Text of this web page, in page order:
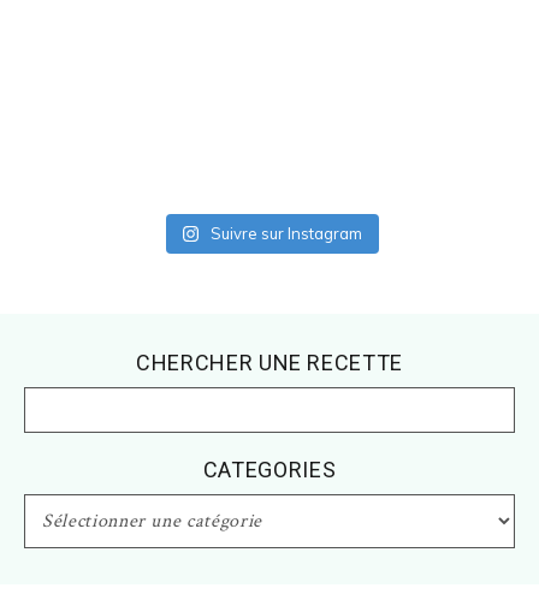
Suivre sur Instagram
CHERCHER UNE RECETTE
CATEGORIES
CATEGORIES